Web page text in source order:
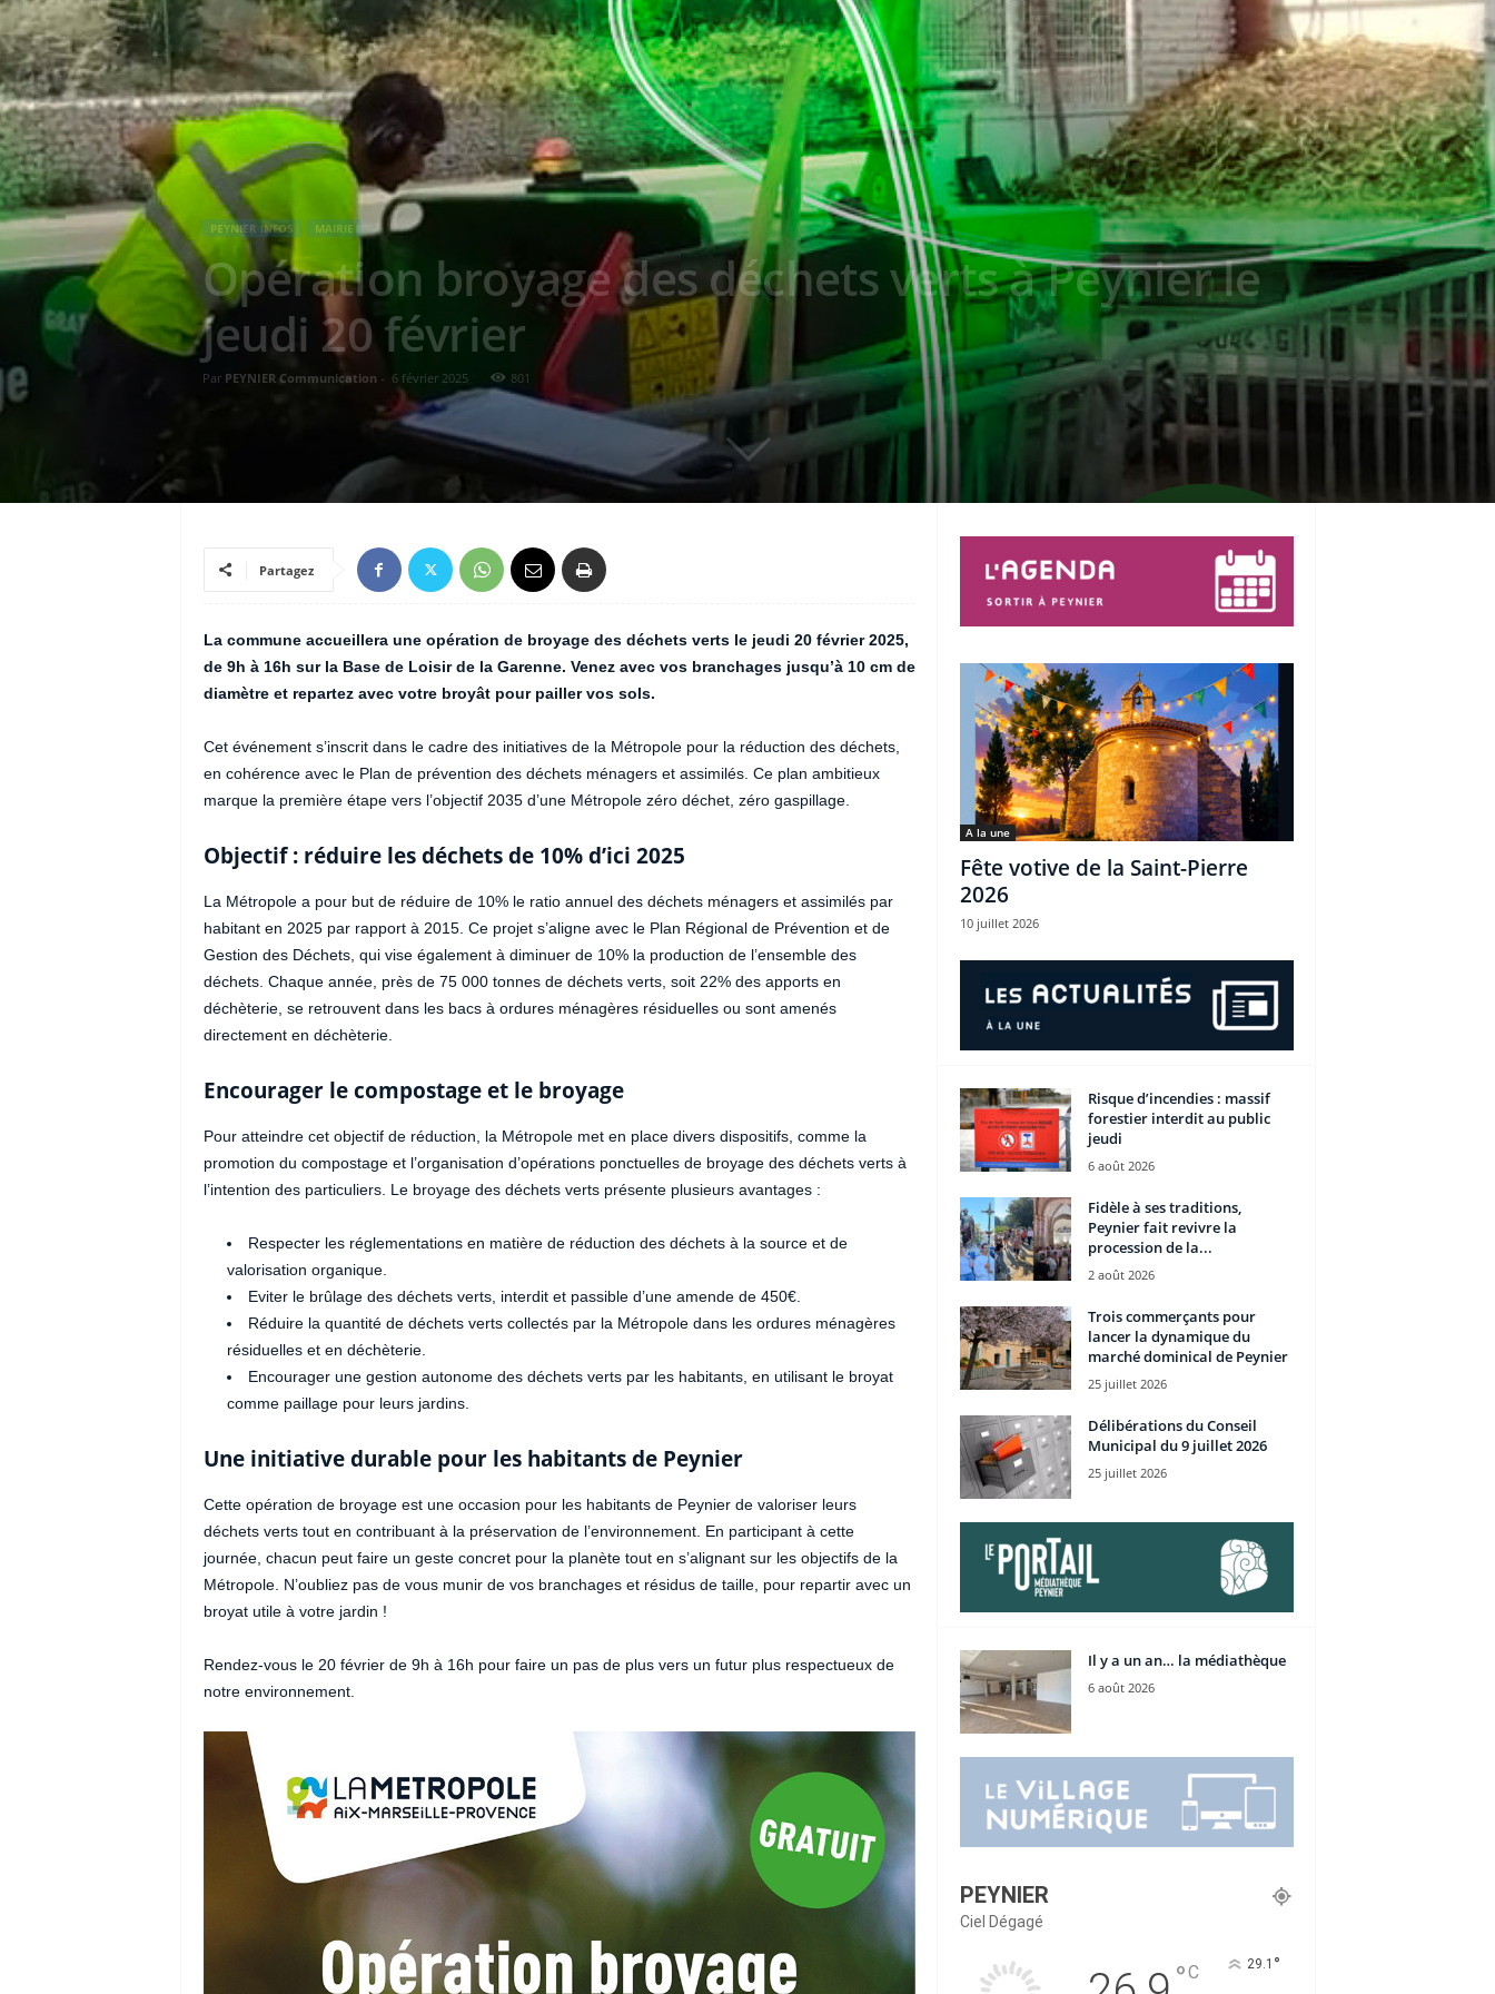
PEYNIER INFOS MAIRIE
Opération broyage des déchets verts à Peynier le
jeudi 20 février
Par PEYNIER Communication - 6 février 2025 801
Partagez
La commune accueillera une opération de broyage des déchets verts le jeudi 20 février 2025,
de 9h à 16h sur la Base de Loisir de la Garenne. Venez avec vos branchages jusqu’à 10 cm de
diamètre et repartez avec votre broyât pour pailler vos sols.
Cet événement s’inscrit dans le cadre des initiatives de la Métropole pour la réduction des déchets,
en cohérence avec le Plan de prévention des déchets ménagers et assimilés. Ce plan ambitieux
marque la première étape vers l’objectif 2035 d’une Métropole zéro déchet, zéro gaspillage.
Objectif : réduire les déchets de 10% d’ici 2025
La Métropole a pour but de réduire de 10% le ratio annuel des déchets ménagers et assimilés par
habitant en 2025 par rapport à 2015. Ce projet s’aligne avec le Plan Régional de Prévention et de
Gestion des Déchets, qui vise également à diminuer de 10% la production de l’ensemble des
déchets. Chaque année, près de 75 000 tonnes de déchets verts, soit 22% des apports en
déchèterie, se retrouvent dans les bacs à ordures ménagères résiduelles ou sont amenés
directement en déchèterie.
Encourager le compostage et le broyage
Pour atteindre cet objectif de réduction, la Métropole met en place divers dispositifs, comme la
promotion du compostage et l’organisation d’opérations ponctuelles de broyage des déchets verts à
l’intention des particuliers. Le broyage des déchets verts présente plusieurs avantages :
Respecter les réglementations en matière de réduction des déchets à la source et de
valorisation organique.
Eviter le brûlage des déchets verts, interdit et passible d’une amende de 450€.
Réduire la quantité de déchets verts collectés par la Métropole dans les ordures ménagères
résiduelles et en déchèterie.
Encourager une gestion autonome des déchets verts par les habitants, en utilisant le broyat
comme paillage pour leurs jardins.
Une initiative durable pour les habitants de Peynier
Cette opération de broyage est une occasion pour les habitants de Peynier de valoriser leurs
déchets verts tout en contribuant à la préservation de l’environnement. En participant à cette
journée, chacun peut faire un geste concret pour la planète tout en s’alignant sur les objectifs de la
Métropole. N’oubliez pas de vous munir de vos branchages et résidus de taille, pour repartir avec un
broyat utile à votre jardin !
Rendez-vous le 20 février de 9h à 16h pour faire un pas de plus vers un futur plus respectueux de
notre environnement.
A la une
Fête votive de la Saint-Pierre
2026
10 juillet 2026
Risque d’incendies : massif
forestier interdit au public
jeudi
6 août 2026
Fidèle à ses traditions,
Peynier fait revivre la
procession de la...
2 août 2026
Trois commerçants pour
lancer la dynamique du
marché dominical de Peynier
25 juillet 2026
Délibérations du Conseil
Municipal du 9 juillet 2026
25 juillet 2026
Il y a un an… la médiathèque
6 août 2026
PEYNIER
Ciel Dégagé
°C 29.1 °